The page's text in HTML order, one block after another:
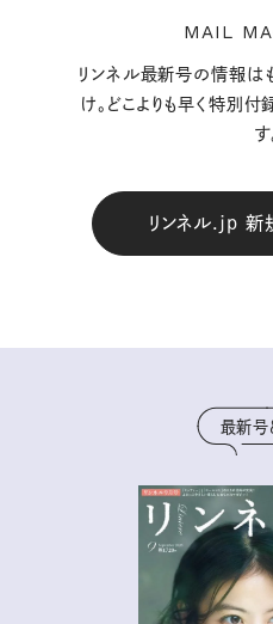
MAIL
リンネル最新号の情報は
け。どこよりも早く特別
す
リンネル.jp 新
最新号